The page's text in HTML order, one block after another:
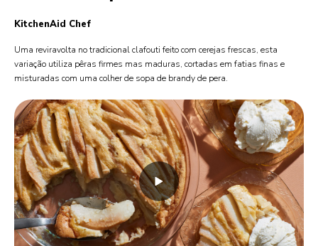
KitchenAid Chef
Uma reviravolta no tradicional clafouti feito com cerejas frescas, esta
variação utiliza pêras firmes mas maduras, cortadas em fatias finas e
misturadas com uma colher de sopa de brandy de pera.